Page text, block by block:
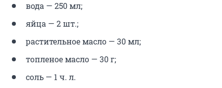
вода — 250 мл;
яйца — 2 шт.;
растительное масло — 30 мл;
топленое масло — 30 г;
соль — 1 ч. л.